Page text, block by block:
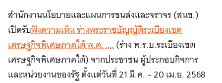
สำนักงานนโยบายและแผนการขนส่งและจราจร (สนข.)
เปิดรับฟังความเห็น ร่างพระราชบัญญัติระเบียงเขต
เศรษฐกิจพิเศษภาคใต้ พ.ศ. ….(ร่าง พ.ร.บ.ระเบียงเขต
เศรษฐกิจพิเศษภาคใต้) จากประชาชน ผู้ประกอบกิจการ
และหน่วยงานของรัฐ ตั้งแต่วันที่ 21 มี.ค. – 20 เม.ย. 2568